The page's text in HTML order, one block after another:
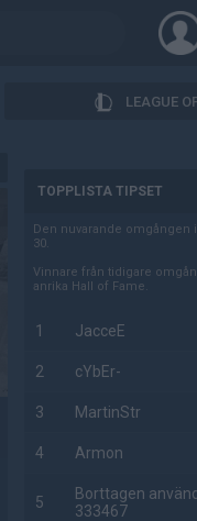
LEAGUE
TOPPLISTA TIPSET
Den nuvarande omgången
30.
Vinnare från tidigare
anrika Hall of Fame.
1 JacceE
2 cYbEr-
3 MartinStr
4 Armon
5
Borttagen
333467